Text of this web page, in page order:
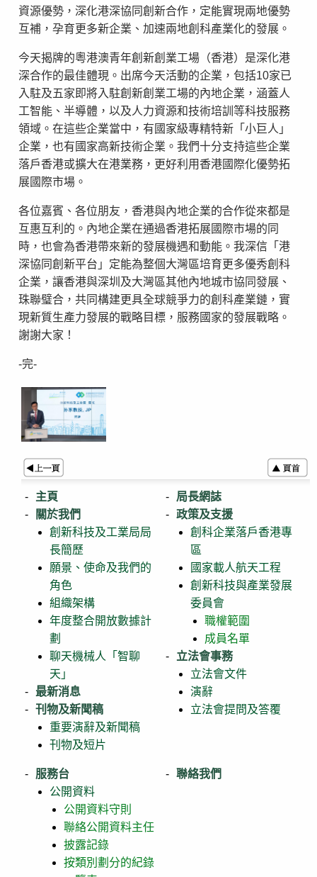
資源優勢，深化港深協同創新合作，定能實現兩地優勢
互補，孕育更多新企業、加速兩地創科產業化的發展。
今天揭牌的粵港澳青年創新創業工場（香港）是深化港
深合作的最佳體現。出席今天活動的企業，包括10家已
入駐及五家即將入駐創新創業工場的內地企業，涵蓋人
工智能、半導體，以及人力資源和技術培訓等科技服務
領域。在這些企業當中，有國家級專精特新「小巨人」
企業，也有國家高新技術企業。我們十分支持這些企業
落戶香港或擴大在港業務，更好利用香港國際化優勢拓
展國際市場。
各位嘉賓、各位朋友，香港與內地企業的合作從來都是
互惠互利的。內地企業在通過香港拓展國際市場的同
時，也會為香港帶來新的發展機遇和動能。我深信「港
深協同創新平台」定能為整個大灣區培育更多優秀創科
企業，讓香港與深圳及大灣區其他內地城市協同發展、
珠聯璧合，共同構建更具全球競爭力的創科產業鏈，實
現新質生產力發展的戰略目標，服務國家的發展戰略。
謝謝大家！
-完-
主頁
關於我們
創新科技及工業局局
長簡歷
願景、使命及我們的
角色
組織架構
年度整合開放數據計
劃
聊天機械人「智聊
天」
最新消息
刊物及新聞稿
重要演辭及新聞稿
刊物及短片
局長網誌
政策及支援
創科企業落戶香港專
區
國家載人航天工程
創新科技與產業發展
委員會
職權範圍
成員名單
立法會事務
立法會文件
演辭
立法會提問及答覆
服務台
公開資料
公開資料守則
聯絡公開資料主任
披露記錄
按類別劃分的紀錄
聯絡我們